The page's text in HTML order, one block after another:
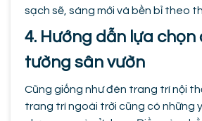
sạch sẽ, sáng mới và bền bỉ theo
4. Hướng dẫn lựa chọn
tường sân vườn
Cũng giống như đèn trang trí nội
trang trí ngoài trời cũng có những